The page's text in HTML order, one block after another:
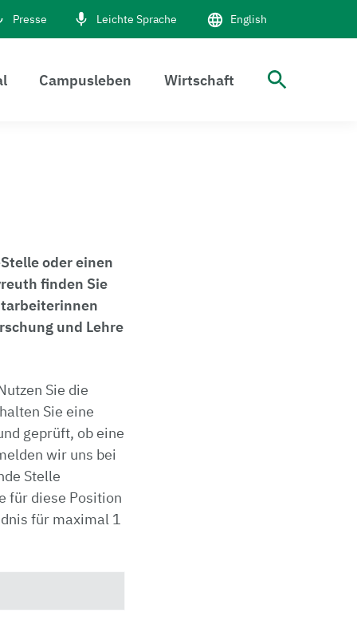
Presse Leichte Sprache English
Campusleben Wirtschaft
oder einen
finden Sie
und Lehre
Sie die
Sie eine
geprüft, ob eine
wir uns bei
Stelle
für diese Position
für maximal 1